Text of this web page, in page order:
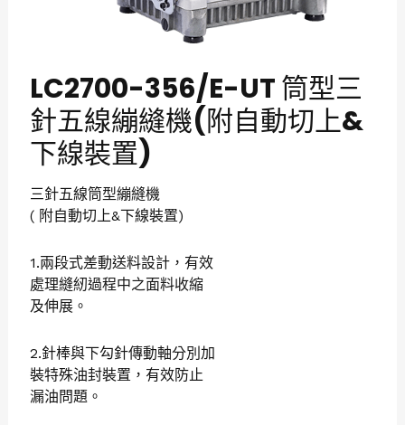
LC2700-356/E-UT 筒型三
針五線繃縫機(附自動切上&
下線裝置)
三針五線筒型繃縫機
( 附自動切上&下線裝置)
1.兩段式差動送料設計，有效
處理縫紉過程中之面料收縮
及伸展。
2.針棒與下勾針傳動軸分別加
裝特殊油封裝置，有效防止
漏油問題。